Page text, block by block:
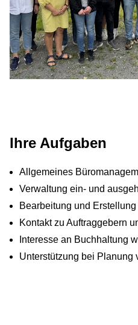
Ihre Aufgaben
Allgemeines
Verwaltung ein- und
Bearbeitung und
Kontakt zu Auftraggebern
Interesse an Buchhaltung
Unterstützung bei Planung